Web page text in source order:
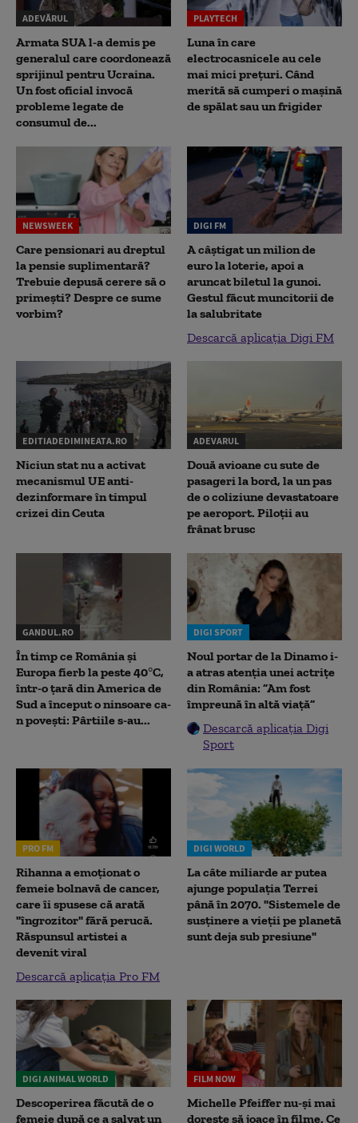
ADEVĂRUL
Armata SUA l-a demis pe
generalul care coordonează
sprijinul pentru Ucraina.
Un fost oficial invocă
probleme legate de
consumul de...
PLAYTECH
Luna în care
electrocasnicele au cele
mai mici prețuri. Când
merită să cumperi o mașină
de spălat sau un frigider
NEWSWEEK
Care pensionari au dreptul
la pensie suplimentară?
Trebuie depusă cerere să o
primești? Despre ce sume
vorbim?
DIGI FM
A câștigat un milion de
euro la loterie, apoi a
aruncat biletul la gunoi.
Gestul făcut muncitorii de
la salubritate
Descarcă aplicația Digi FM
EDITIADEDIMINEATA.RO
Niciun stat nu a activat
mecanismul UE anti-
dezinformare în timpul
crizei din Ceuta
ADEVARUL
Două avioane cu sute de
pasageri la bord, la un pas
de o coliziune devastatoare
pe aeroport. Piloții au
frânat brusc
GANDUL.RO
În timp ce România și
Europa fierb la peste 40°C,
într-o țară din America de
Sud a început o ninsoare ca-
n povești: Pârtiile s-au...
DIGI SPORT
Noul portar de la Dinamo i-
a atras atenția unei actrițe
din România: ”Am fost
împreună în altă viață”
Descarcă aplicația Digi
Sport
PRO FM
Rihanna a emoționat o
femeie bolnavă de cancer,
care îi spusese că arată
"îngrozitor" fără perucă.
Răspunsul artistei a
devenit viral
Descarcă aplicația Pro FM
DIGI WORLD
La câte miliarde ar putea
ajunge populația Terrei
până în 2070. "Sistemele de
susținere a vieții pe planetă
sunt deja sub presiune"
DIGI ANIMAL WORLD
Descoperirea făcută de o
femeie după ce a salvat un
FILM NOW
Michelle Pfeiffer nu-și mai
dorește să joace în filme. Ce